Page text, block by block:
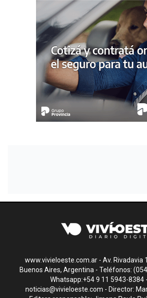
www.vivieloeste.com.ar - Av. Rivadavia
Buenos Aires, Argentina - Teléfonos:
Whatsapp:+54 9 11 5943-8384
noticias@vivieloeste.com - Director: